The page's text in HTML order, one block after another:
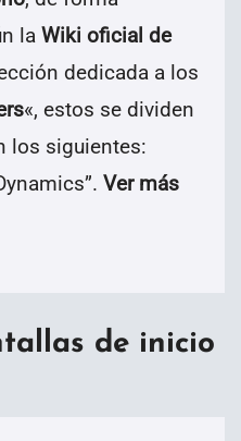
la Wiki oficial de
dedicada a los
«, estos se dividen
los siguientes:
”. Ver más
de inicio